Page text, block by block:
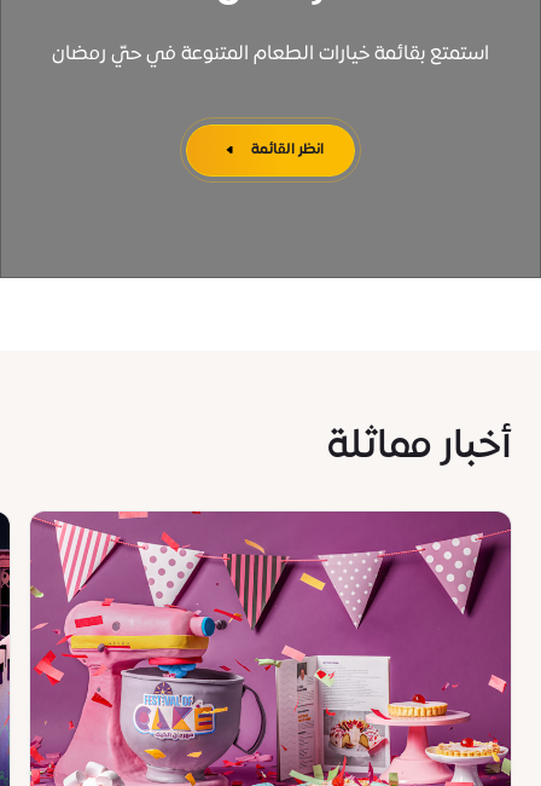
استمتع بقائمة خيارات الطعام المتنوعة في حيّ رمضان
انظر القائمة
أخبار مماثلة
News
فتح
لمسابقة
خبز
الحلويات
للهواة
: